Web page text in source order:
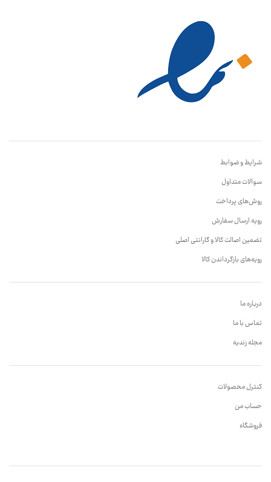
شرایط و ضوابط
سوالات متداول
روش‌های پرداخت
رویه ارسال سفارش
تضمین اصالت کالا و گارانتی اصلی
رویه‌های بازگرداندن کالا
درباره ما
تماس با ما
مجله زندیه
کنترل محصولات
حساب من
فروشگاه